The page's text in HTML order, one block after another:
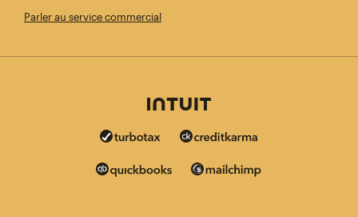
Parler au service commercial